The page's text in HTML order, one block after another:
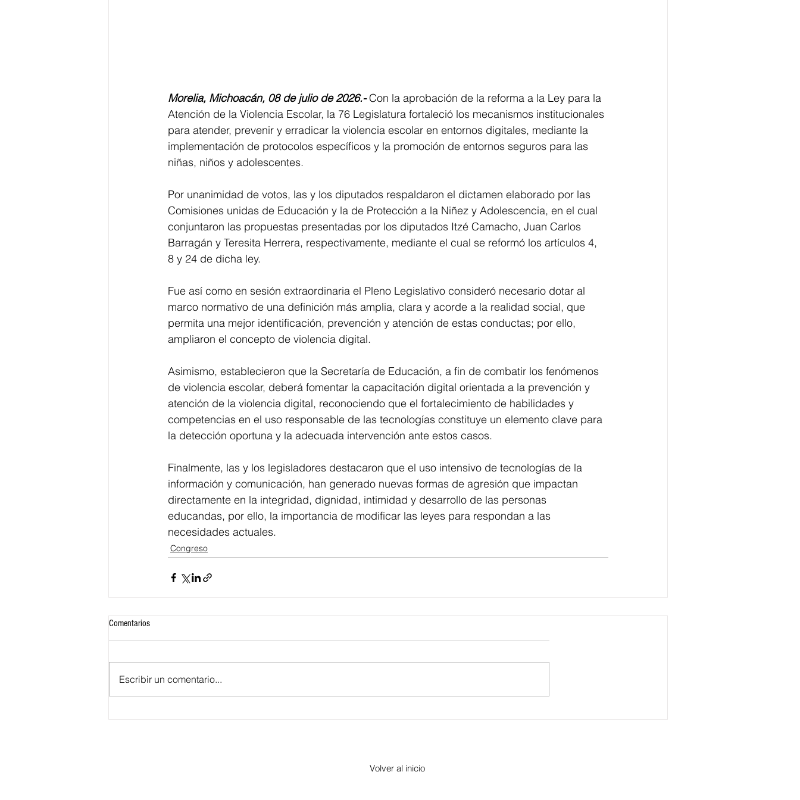
Morelia, Michoacán, 08 de julio de 2026.- Con la aprobación de la reforma a la Ley para la
Atención de la Violencia Escolar, la 76 Legislatura fortaleció los mecanismos institucionales
para atender, prevenir y erradicar la violencia escolar en entornos digitales, mediante la
implementación de protocolos específicos y la promoción de entornos seguros para las
niñas, niños y adolescentes.
Por unanimidad de votos, las y los diputados respaldaron el dictamen elaborado por las
Comisiones unidas de Educación y la de Protección a la Niñez y Adolescencia, en el cual
conjuntaron las propuestas presentadas por los diputados Itzé Camacho, Juan Carlos
Barragán y Teresita Herrera, respectivamente, mediante el cual se reformó los artículos 4,
8 y 24 de dicha ley.
Fue así como en sesión extraordinaria el Pleno Legislativo consideró necesario dotar al
marco normativo de una definición más amplia, clara y acorde a la realidad social, que
permita una mejor identificación, prevención y atención de estas conductas; por ello,
ampliaron el concepto de violencia digital.
Asimismo, establecieron que la Secretaría de Educación, a fin de combatir los fenómenos
de violencia escolar, deberá fomentar la capacitación digital orientada a la prevención y
atención de la violencia digital, reconociendo que el fortalecimiento de habilidades y
competencias en el uso responsable de las tecnologías constituye un elemento clave para
la detección oportuna y la adecuada intervención ante estos casos.
Finalmente, las y los legisladores destacaron que el uso intensivo de tecnologías de la
información y comunicación, han generado nuevas formas de agresión que impactan
directamente en la integridad, dignidad, intimidad y desarrollo de las personas
educandas, por ello, la importancia de modificar las leyes para respondan a las
necesidades actuales.
Congreso
Comentarios
Escribir un comentario...
Volver al inicio